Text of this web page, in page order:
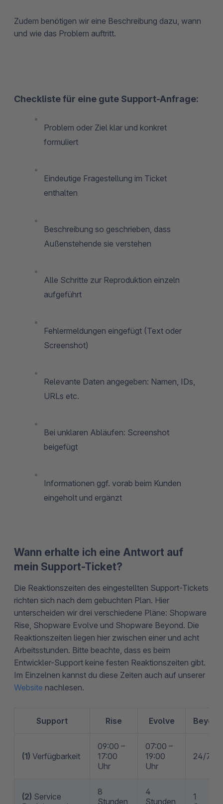
Zudem benötigen wir eine Beschreibung dazu, wann
und wie das Problem auftritt.
Checkliste für eine gute Support-Anfrage:
Problem oder Ziel klar und konkret
formuliert
Eindeutige Fragestellung im Ticket
enthalten
Beschreibung so geschrieben, dass
Außenstehende sie verstehen
Alle Schritte zur Reproduktion einzeln
aufgeführt
Fehlermeldungen eingefügt (Text oder
Screenshot)
Relevante Daten angegeben: Namen, IDs,
URLs etc.
Bei unklaren Abläufen: Screenshot
beigefügt
Informationen ggf. vorab beim Kunden
eingeholt und ergänzt
Wann erhalte ich eine Antwort auf
mein Support-Ticket?
Die Reaktionszeiten des eingestellten Support-Tickets
richten sich nach dem gebuchten Plan. Hier
unterscheiden wir drei verschiedene Pläne: Shopware
Rise, Shopware Evolve und Shopware Beyond. Die
Reaktionszeiten liegen hier zwischen einer und acht
Arbeitsstunden. Bitte beachte, dass es beim
Entwickler-Support keine festen Reaktionszeiten gibt.
Im Einzelnen kannst du diese Zeiten auch auf unserer
Website nachlesen.
Support Rise Evolve Beyond
(1) Verfügbarkeit
09:00 –
17:00
Uhr
07:00 –
19:00
Uhr
24/7
(2) Service
8
Stunden,
4
Stunden,
1